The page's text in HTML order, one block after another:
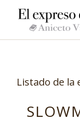
Listado de la